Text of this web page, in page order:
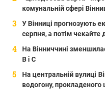
комунальній сфері
У Вінниці прогнозують
серпня, а потім чекайте
На Вінниччині
В і С
На центральній вулиці
водогону, прокладеного